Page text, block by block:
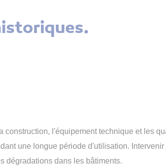
construction, l'équipement technique et les
une longue période d'utilisation. Intervenir
dégradations dans les bâtiments.